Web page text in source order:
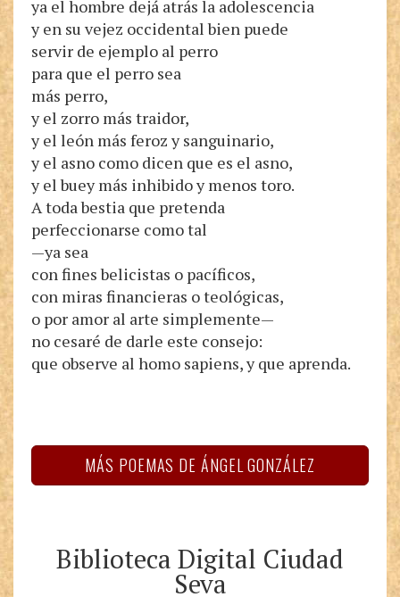
ya el hombre dejá atrás la adolescencia
y en su vejez occidental bien puede
servir de ejemplo al perro
para que el perro sea
más perro,
y el zorro más traidor,
y el león más feroz y sanguinario,
y el asno como dicen que es el asno,
y el buey más inhibido y menos toro.
A toda bestia que pretenda
perfeccionarse como tal
—ya sea
con fines belicistas o pacíficos,
con miras financieras o teológicas,
o por amor al arte simplemente—
no cesaré de darle este consejo:
que observe al homo sapiens, y que aprenda.
MÁS POEMAS DE ÁNGEL GONZÁLEZ
Biblioteca Digital Ciudad
Seva